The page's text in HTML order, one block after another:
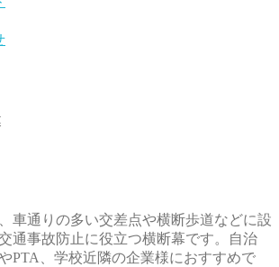
車通りの多い交差点や横断歩道などに設
通事故防止に役立つ横断幕です。自治
PTA、学校近隣の企業様におすすめで